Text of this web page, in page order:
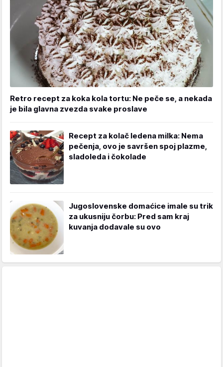
Retro recept za koka kola tortu: Ne peče se, a nekada
je bila glavna zvezda svake proslave
Recept za kolač ledena milka: Nema
pečenja, ovo je savršen spoj plazme,
sladoleda i čokolade
Jugoslovenske domaćice imale su trik
za ukusniju čorbu: Pred sam kraj
kuvanja dodavale su ovo